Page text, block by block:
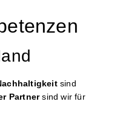
sind
Partner sind wir für